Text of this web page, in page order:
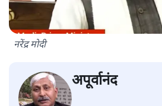
नरेंद्र मोदी
अपूर्वानंद